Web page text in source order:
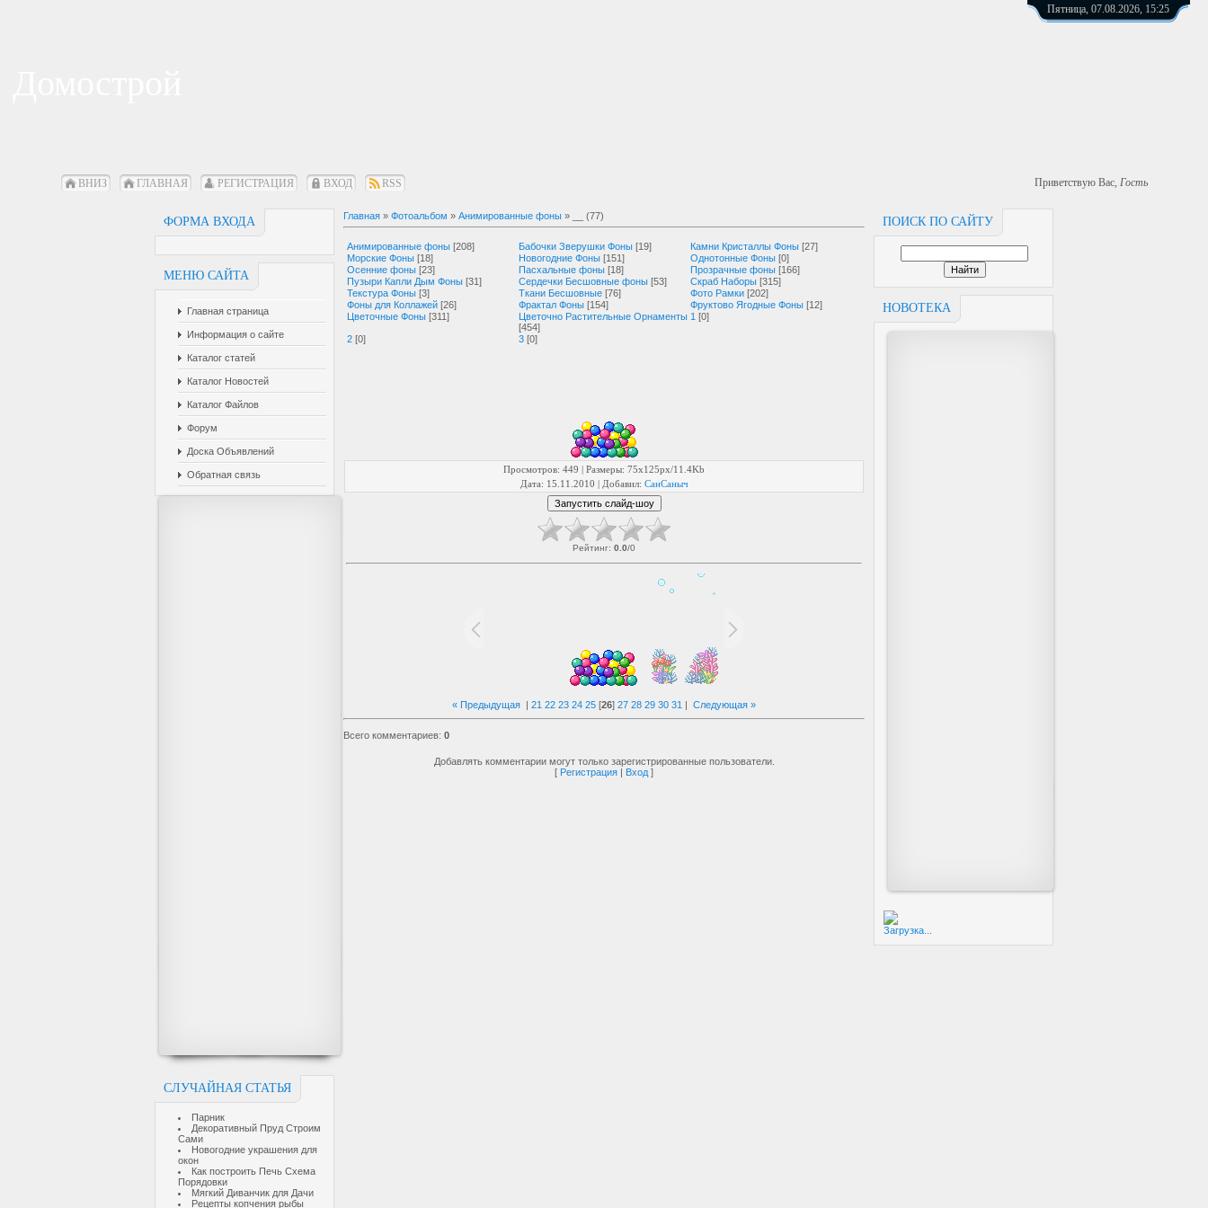
Пятница, 07.08.2026, 15:25
ВНИЗ ГЛАВНАЯ РЕГИСТРАЦИЯ ВХОД RSS Приветствую Вас, Гость
ФОРМА ВХОДА
МЕНЮ САЙТА
Главная страница
Информация о сайте
Каталог статей
Каталог Новостей
Каталог Файлов
Форум
Доска Объявлений
Обратная связь
СЛУЧАЙНАЯ СТАТЬЯ
Парник
Декоративный Пруд Строим
Сами
Новогодние украшения для
окон
Как построить Печь Схема
Порядовки
Мягкий Диванчик для Дачи
Рецепты копчения рыбы
ПОИСК ПО САЙТУ
НОВОТЕКА
Загрузка...
Главная » Фотоальбом » Анимированные фоны » __ (77)
Анимированные фоны [208] Бабочки Зверушки Фоны [19] Камни Кристаллы Фоны [27]
Морские Фоны [18] Новогодние Фоны [151] Однотонные Фоны [0]
Осенние фоны [23] Пасхальные фоны [18] Прозрачные фоны [166]
Пузыри Капли Дым Фоны [31] Сердечки Бесшовные фоны [53] Скраб Наборы [315]
Текстура Фоны [3] Ткани Бесшовные [76] Фото Рамки [202]
Фоны для Коллажей [26] Фрактал Фоны [154] Фруктово Ягодные Фоны [12]
Цветочные Фоны [311]
Цветочно Растительные Орнаменты
[454]
1 [0]
2 [0] 3 [0]
Просмотров: 449 | Размеры: 75x125px/11.4Kb
Дата: 15.11.2010 | Добавил: СанСаныч
Рейтинг: 0.0/0
« Предыдущая | 21 22 23 24 25 [26] 27 28 29 30 31 | Следующая »
Всего комментариев: 0
Добавлять комментарии могут только зарегистрированные пользователи.
[ Регистрация | Вход ]